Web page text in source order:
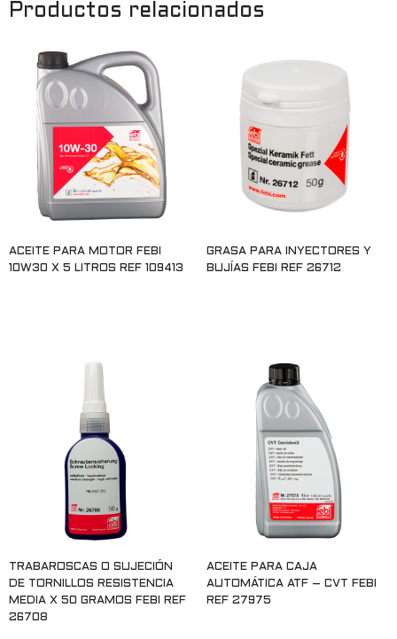
Productos relacionados
ACEITE PARA MOTOR FEBI
10W30 X 5 LITROS REF 109413
GRASA PARA INYECTORES Y
BUJÍAS FEBI REF 26712
TRABAROSCAS O SUJECIÓN
DE TORNILLOS RESISTENCIA
MEDIA X 50 GRAMOS FEBI REF
26708
ACEITE PARA CAJA
AUTOMÁTICA ATF – CVT FEBI
REF 27975